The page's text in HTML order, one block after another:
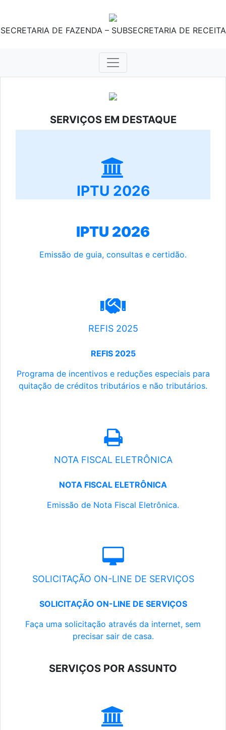
SECRETARIA DE FAZENDA – SUBSECRETARIA DE RECEITA
SERVIÇOS EM DESTAQUE
IPTU 2026
IPTU 2026
Emissão de guia, consultas e certidão.
REFIS 2025
REFIS 2025
Programa de incentivos e reduções especiais para
quitação de créditos tributários e não tributários.
NOTA FISCAL ELETRÔNICA
NOTA FISCAL ELETRÔNICA
Emissão de Nota Fiscal Eletrônica.
SOLICITAÇÃO ON-LINE DE SERVIÇOS
SOLICITAÇÃO ON-LINE DE SERVIÇOS
Faça uma solicitação através da internet, sem
precisar sair de casa.
SERVIÇOS POR ASSUNTO